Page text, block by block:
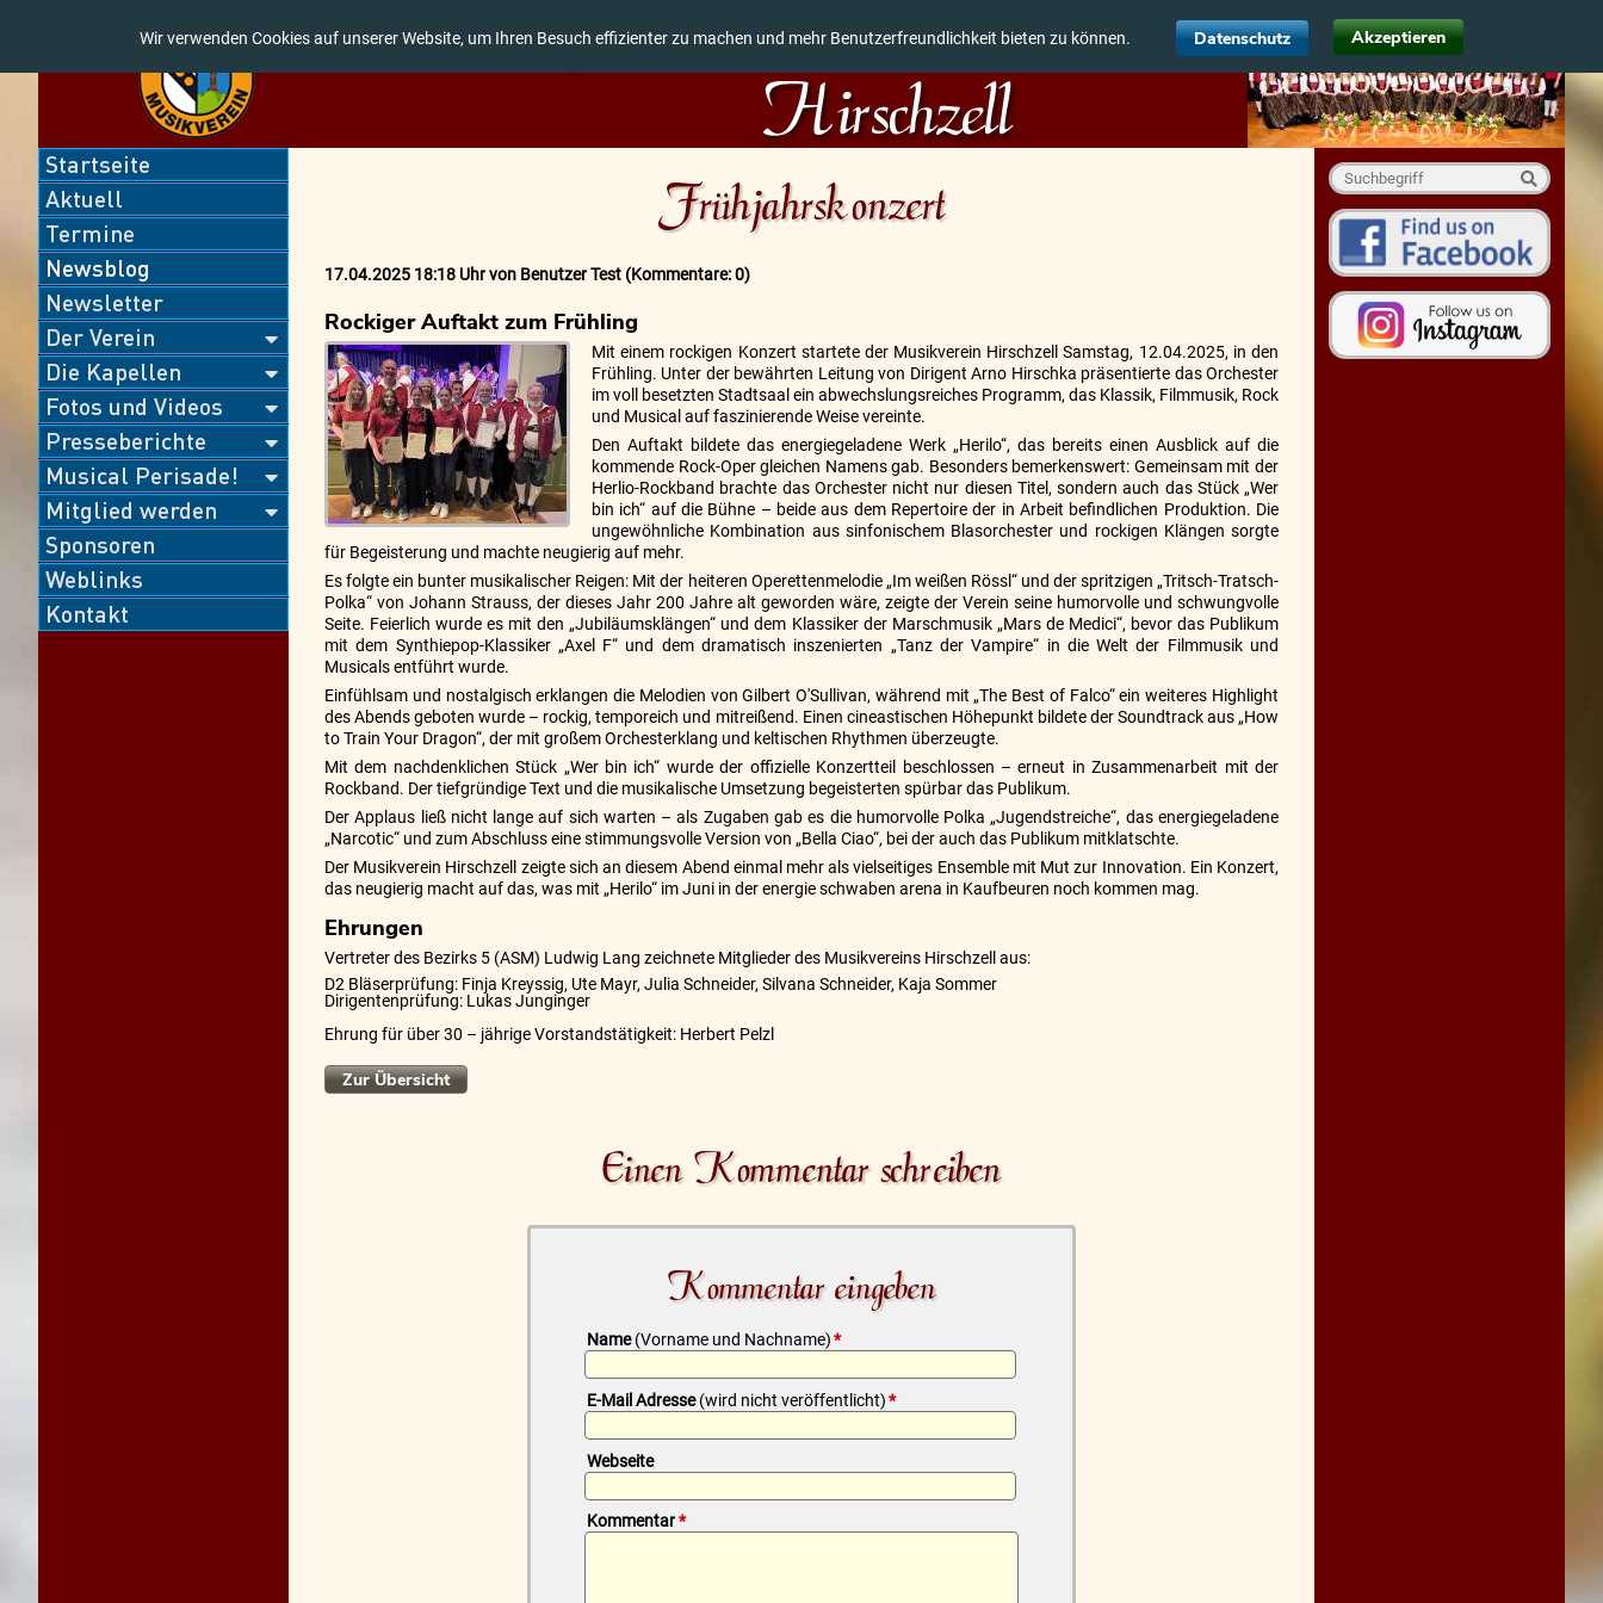
Frühjahrskonzert
17.04.2025 18:18 Uhrvon Benutzer Test (Kommentare: 0)
Rockiger Auftakt zum Frühling
Mit einem rockigen Konzert startete der Musikverein Hirschzell Samstag, 12.04.2025, in den
Frühling. Unter der bewährten Leitung von Dirigent Arno Hirschka präsentierte das Orchester
im voll besetzten Stadtsaal ein abwechslungsreiches Programm, das Klassik, Filmmusik, Rock
und Musical auf faszinierende Weise vereinte.
Den Auftakt bildete das energiegeladene Werk „Herilo“, das bereits einen Ausblick auf die
kommende Rock-Oper gleichen Namens gab. Besonders bemerkenswert: Gemeinsam mit der
Herlio-Rockband brachte das Orchester nicht nur diesen Titel, sondern auch das Stück „Wer
bin ich“ auf die Bühne – beide aus dem Repertoire der in Arbeit befindlichen Produktion. Die
ungewöhnliche Kombination aus sinfonischem Blasorchester und rockigen Klängen sorgte
für Begeisterung und machte neugierig auf mehr.
Es folgte ein bunter musikalischer Reigen: Mit der heiteren Operettenmelodie „Im weißen Rössl“ und der spritzigen „Tritsch-Tratsch-
Polka“ von Johann Strauss, der dieses Jahr 200 Jahre alt geworden wäre, zeigte der Verein seine humorvolle und schwungvolle
Seite. Feierlich wurde es mit den „Jubiläumsklängen“ und dem Klassiker der Marschmusik „Mars de Medici“, bevor das Publikum
mit dem Synthiepop-Klassiker „Axel F“ und dem dramatisch inszenierten „Tanz der Vampire“ in die Welt der Filmmusik und
Musicals entführt wurde.
Einfühlsam und nostalgisch erklangen die Melodien von Gilbert O'Sullivan, während mit „The Best of Falco“ ein weiteres Highlight
des Abends geboten wurde – rockig, temporeich und mitreißend. Einen cineastischen Höhepunkt bildete der Soundtrack aus „How
to Train Your Dragon“, der mit großem Orchesterklang und keltischen Rhythmen überzeugte.
Mit dem nachdenklichen Stück „Wer bin ich“ wurde der offizielle Konzertteil beschlossen – erneut in Zusammenarbeit mit der
Rockband. Der tiefgründige Text und die musikalische Umsetzung begeisterten spürbar das Publikum.
Der Applaus ließ nicht lange auf sich warten – als Zugaben gab es die humorvolle Polka „Jugendstreiche“, das energiegeladene
„Narcotic“ und zum Abschluss eine stimmungsvolle Version von „Bella Ciao“, bei der auch das Publikum mitklatschte.
Der Musikverein Hirschzell zeigte sich an diesem Abend einmal mehr als vielseitiges Ensemble mit Mut zur Innovation. Ein Konzert,
das neugierig macht auf das, was mit „Herilo“ im Juni in der energie schwaben arena in Kaufbeuren noch kommen mag.
Ehrungen
Vertreter des Bezirks 5 (ASM) Ludwig Lang zeichnete Mitglieder des Musikvereins Hirschzell aus:
D2 Bläserprüfung: Finja Kreyssig, Ute Mayr, Julia Schneider, Silvana Schneider, Kaja Sommer
Dirigentenprüfung: Lukas Junginger
Ehrung für über 30 – jährige Vorstandstätigkeit: Herbert Pelzl
Zur Übersicht
Einen Kommentar schreiben
Kommentar eingeben
Pflichtfeld
Name(Vorname und Nachname)*
Pflichtfeld
E-Mail Adresse(wird nicht veröffentlicht)*
Webseite
Pflichtfeld
Kommentar*
Navigation
überspringen
Startseite
Aktuell
Termine
Newsblog
Newsletter
Der Verein
Die Kapellen
Fotos und Videos
Presseberichte
Musical Perisade!
Mitglied werden
Sponsoren
Weblinks
Kontakt
Wir verwenden Cookies auf unserer Website, um Ihren Besuch effizienter zu machen und mehr Benutzerfreundlichkeit bieten zu können. Datenschutz Akzeptieren